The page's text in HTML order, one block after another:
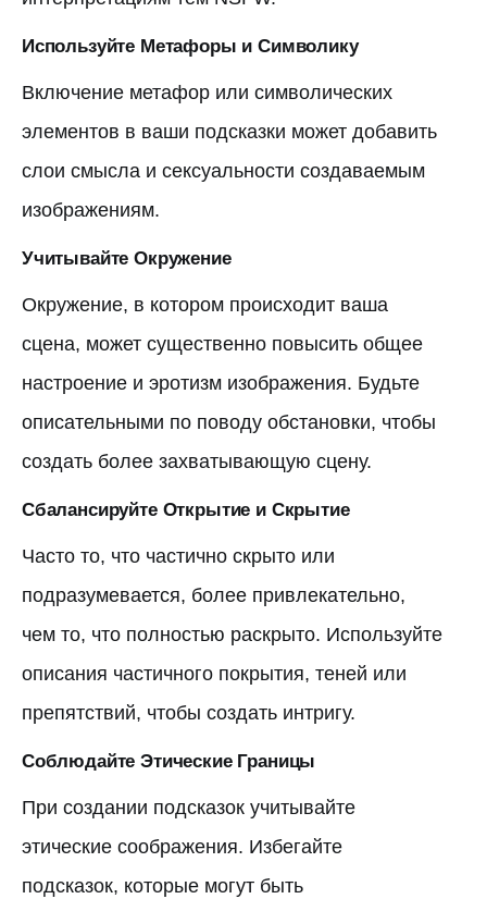
Используйте Метафоры и Символику
Включение метафор или символических
элементов в ваши подсказки может добавить
слои смысла и сексуальности создаваемым
изображениям.
Учитывайте Окружение
Окружение, в котором происходит ваша
сцена, может существенно повысить общее
настроение и эротизм изображения. Будьте
описательными по поводу обстановки, чтобы
создать более захватывающую сцену.
Сбалансируйте Открытие и Скрытие
Часто то, что частично скрыто или
подразумевается, более привлекательно,
чем то, что полностью раскрыто. Используйте
описания частичного покрытия, теней или
препятствий, чтобы создать интригу.
Соблюдайте Этические Границы
При создании подсказок учитывайте
этические соображения. Избегайте
подсказок, которые могут быть